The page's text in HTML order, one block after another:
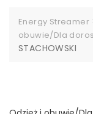
Energy Streamer
obuwie/Dla
STACHOWSKI